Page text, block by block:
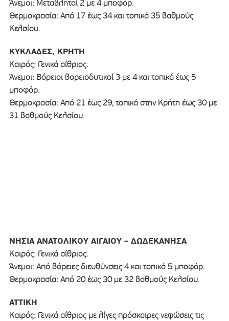
Άνεμοι: Μεταβλητοί 2 με 4 μποφόρ.
Θερμοκρασία: Από 17 έως 34 και τοπικά 35 βαθμούς
Κελσίου.
ΚΥΚΛΑΔΕΣ, ΚΡΗΤΗ
Καιρός: Γενικά αίθριος.
Άνεμοι: Βόρειοι βορειοδυτικοί 3 με 4 και τοπικά έως 5
μποφόρ.
Θερμοκρασία: Από 21 έως 29, τοπικά στην Κρήτη έως 30 με
31 βαθμούς Κελσίου.
ΝΗΣΙΑ ΑΝΑΤΟΛΙΚΟΥ ΑΙΓΑΙΟΥ – ΔΩΔΕΚΑΝΗΣΑ
Καιρός: Γενικά αίθριος.
Άνεμοι: Από βόρειες διευθύνσεις 4 και τοπικά 5 μποφόρ.
Θερμοκρασία: Από 20 έως 30 με 32 βαθμούς Κελσίου.
ΑΤΤΙΚΗ
Καιρός: Γενικά αίθριος με λίγες πρόσκαιρες νεφώσεις τις